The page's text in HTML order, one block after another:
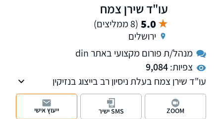
עו"ד שירן צמח
5.0 (8 ממליצים)
ירושלים
מנהל/ת פורום מקצועי באתר din
צפיות:9,084
עו"ד שירן צמח בעלת ניסיון רב בייצוג בנזיקין
ובתאונות דרכים ובייצוג עובדים ומעסיקים בבתי
הדין לעבודה.
ZOOM SMS ישיר ייעוץ אישי